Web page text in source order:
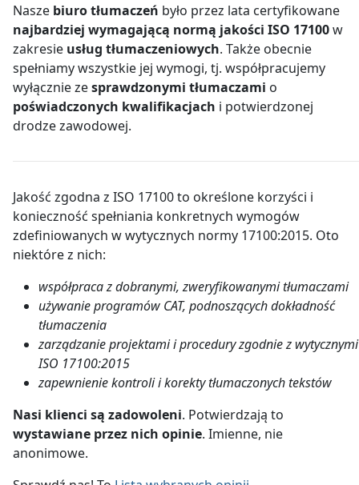
Nasze biuro tłumaczeń było przez lata certyfikowane
najbardziej wymagającą normą jakości ISO 17100w
zakresie usług tłumaczeniowych. Także obecnie
spełniamy wszystkie jej wymogi, tj. współpracujemy
wyłącznie zesprawdzonymi tłumaczami o
poświadczonych kwalifikacjach i potwierdzonej
drodze zawodowej.
Jakość zgodna z ISO 17100 to określone korzyści i
konieczność spełniania konkretnych wymogów
zdefiniowanych w wytycznych normy 17100:2015. Oto
niektóre z nich:
współpraca z dobranymi, zweryfikowanymi tłumaczami
używanie programów CAT, podnoszących dokładność
tłumaczenia
zarządzanie projektami i procedury zgodnie z wytycznymi
ISO 17100:2015
zapewnienie kontroli i korekty tłumaczonych tekstów
Nasi klienci są zadowoleni. Potwierdzają to
wystawiane przez nich opinie. Imienne, nie
anonimowe.